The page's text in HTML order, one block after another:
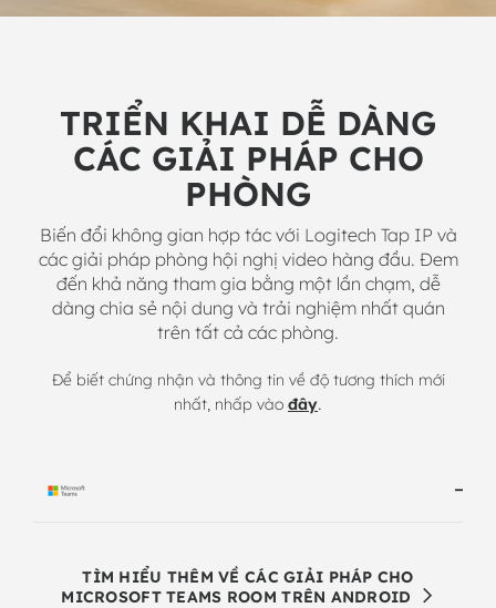
TRIỂN KHAI DỄ DÀNG
CÁC GIẢI PHÁP CHO
PHÒNG
Biến đổi không gian hợp tác với Logitech Tap IP và
các giải pháp phòng hội nghị video hàng đầu. Đem
đến khả năng tham gia bằng một lần chạm, dễ
dàng chia sẻ nội dung và trải nghiệm nhất quán
trên tất cả các phòng.
Để biết chứng nhận và thông tin về độ tương thích mới
nhất, nhấp vào đây.
TÌM HIỂU THÊM VỀ CÁC GIẢI PHÁP CHO
MICROSOFT TEAMS ROOM TRÊN ANDROID